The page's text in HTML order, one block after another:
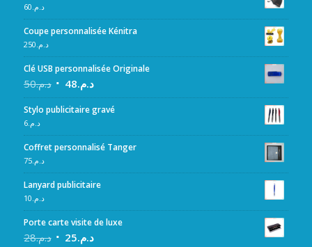
د.م. 60
Coupe personnalisée Kénitra
د.م. 250
Clé USB personnalisée Originale
د.م.50 د.م.48
Stylo publicitaire gravé
د.م.6
Coffret personnalisé Tanger
د.م.75
Lanyard publicitaire
د.م. 10
Porte carte visite de luxe
د.م.28 د.م.25